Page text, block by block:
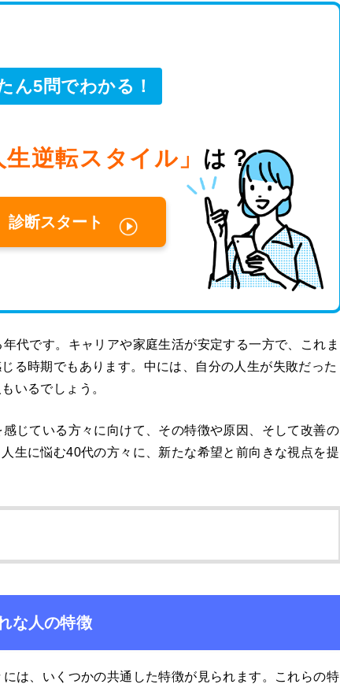
ん5問でわかる！
生逆転スタイル」 は？
診断スタート
代です。キャリアや家庭生活が安定する一方で、これま
る時期でもあります。中には、自分の人生が失敗だった
いるでしょう。
じている方々に向けて、その特徴や原因、そして改善の
生に悩む40代の方々に、新たな希望と前向きな視点を提
な人の特徴
は、いくつかの共通した特徴が見られます。これらの特